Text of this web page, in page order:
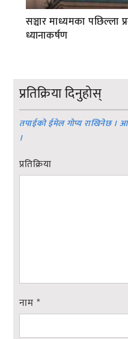
सञ्चार माध्यमका पछिल्ला
ध्यानाकर्षण
प्रतिक्रिया दिनुहोस्
तपाईको ईमेल गोप्य राखिनेछ ।
।
प्रतिक्रिया
नाम *